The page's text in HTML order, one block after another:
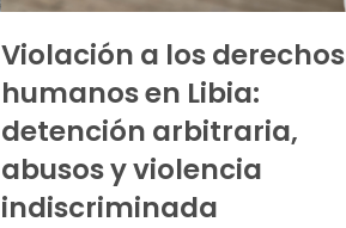
Violación a los derechos
humanos en Libia:
detención arbitraria,
abusos y violencia
indiscriminada